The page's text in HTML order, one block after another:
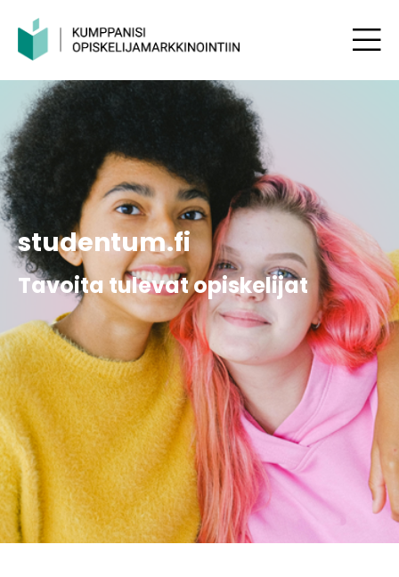
studentum.fi
Tavoita tulevat opiskelijat